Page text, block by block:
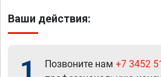
Ваши действия:
1 Позвоните нам +7 3452